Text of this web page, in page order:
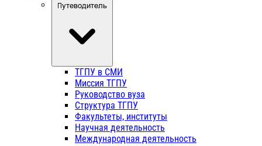
Путеводитель
ТГПУ в СМИ
Миссия ТГПУ
Руководство вуза
Структура ТГПУ
Факультеты, институты
Научная деятельность
Международная деятельность